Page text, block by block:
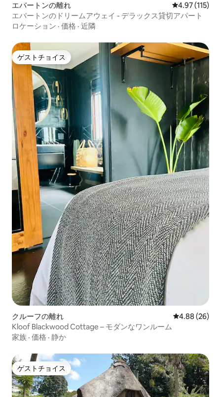
エバートンの離れ レビュー115
4.97 (115)
エバートンのドリームアウェイ - デラックス貸切アパート
ロケーション · 価格 · 近隣
ゲストチョイス
ゲストチョイス
クルーフの離れ レビュー26
4.88 (26)
Kloof Blackwood Cottage – モダンなワンルーム
家族 · 価格 · 静か
ゲストチョイス
ゲストチョイス